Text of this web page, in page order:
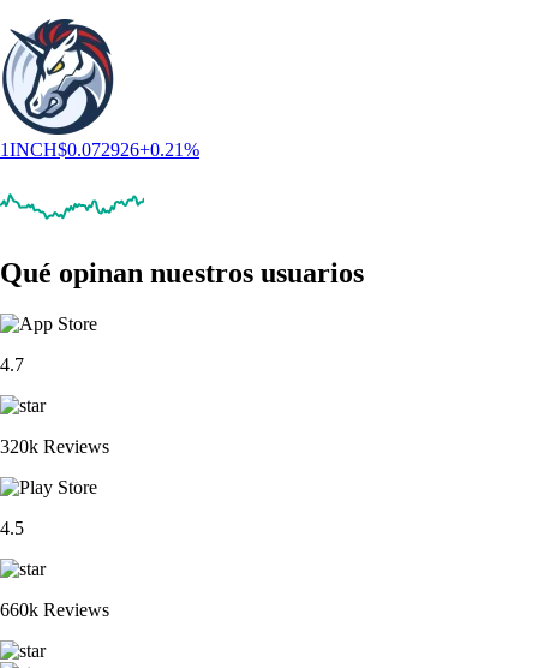
1INCH$0.072926+0.21%
Qué opinan nuestros usuarios
4.7
320k Reviews
4.5
660k Reviews